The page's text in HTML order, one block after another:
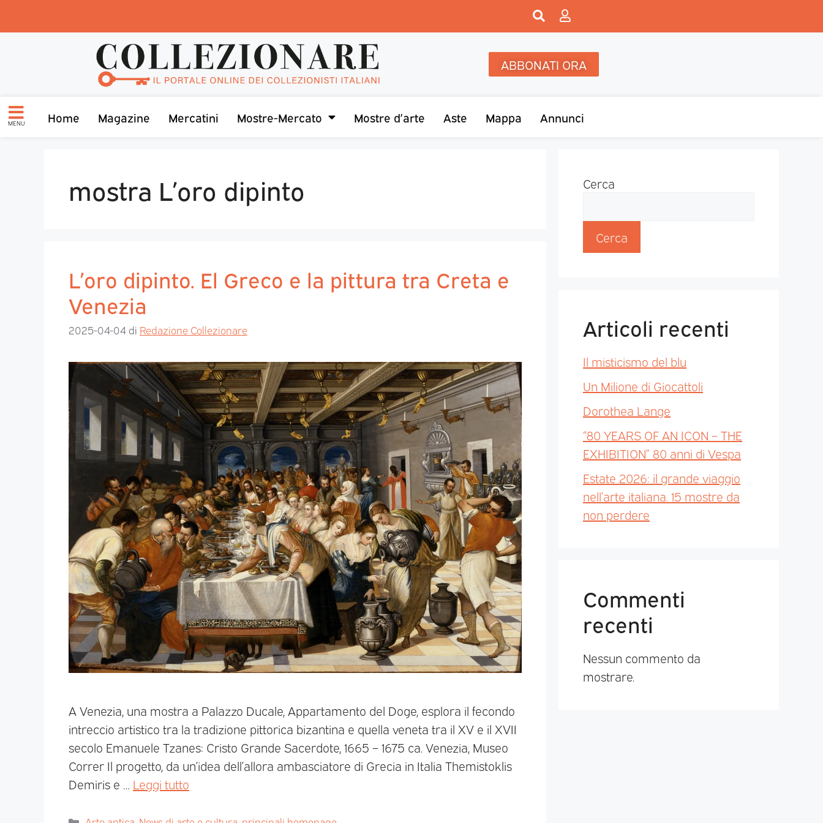
ABBONATI ORA
MENU Home Magazine Mercatini Mostre-Mercato Mostre d’arte Aste Mappa Annunci
mostra L’oro dipinto
L’oro dipinto. El Greco e la pittura tra Creta e
Venezia
2025-04-04 di Redazione Collezionare
A Venezia, una mostra a Palazzo Ducale, Appartamento del Doge, esplora il fecondo
intreccio artistico tra la tradizione pittorica bizantina e quella veneta tra il XV e il XVII
secolo Emanuele Tzanes: Cristo Grande Sacerdote, 1665 – 1675 ca. Venezia, Museo
Correr Il progetto, da un’idea dell’allora ambasciatore di Grecia in Italia Themistoklis
Demiris e … Leggi tutto
Cerca
Cerca
Articoli recenti
Il misticismo del blu
Un Milione di Giocattoli
Dorothea Lange
“80 YEARS OF AN ICON – THE
EXHIBITION” 80 anni di Vespa
Estate 2026: il grande viaggio
nell’arte italiana. 15 mostre da
non perdere
Commenti
recenti
Nessun commento da
mostrare.